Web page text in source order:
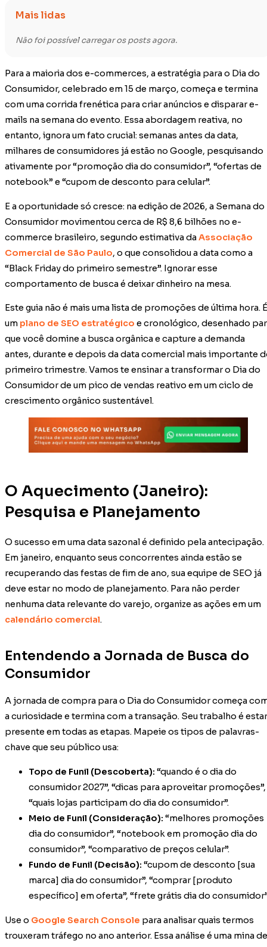
Mais lidas
Não foi possível carregar os posts agora.
Para a maioria dos e-commerces, a estratégia para o Dia do
Consumidor, celebrado em 15 de março, começa e termina
com uma corrida frenética para criar anúncios e disparar e-
mails na semana do evento. Essa abordagem reativa, no
entanto, ignora um fato crucial: semanas antes da data,
milhares de consumidores já estão no Google, pesquisando
ativamente por “promoção dia do consumidor”, “ofertas de
notebook” e “cupom de desconto para celular”.
E a oportunidade só cresce: na edição de 2026, a Semana do
Consumidor movimentou cerca de R$ 8,6 bilhões no e-
commerce brasileiro, segundo estimativa daAssociação
Comercial de São Paulo, o que consolidou a data como a
“Black Friday do primeiro semestre”. Ignorar esse
comportamento de busca é deixar dinheiro na mesa.
Este guia não é mais uma lista de promoções de última hora. É
um plano de SEO estratégico e cronológico, desenhado
que você domine a busca orgânica e capture a demanda
antes, durante e depois da data comercial mais importante
primeiro trimestre. Vamos te ensinar a transformar o Dia do
Consumidor de um pico de vendas reativo em um ciclo de
crescimento orgânico sustentável.
O Aquecimento (Janeiro):
Pesquisa e Planejamento
O sucesso em uma data sazonal é definido pela antecipação.
Em janeiro, enquanto seus concorrentes ainda estão se
recuperando das festas de fim de ano, sua equipe de SEO já
deve estar no modo de planejamento. Para não perder
nenhuma data relevante do varejo, organize as ações em um
calendário comercial.
Entendendo a Jornada de Busca do
Consumidor
A jornada de compra para o Dia do Consumidor começa
a curiosidade e termina com a transação. Seu trabalho é estar
presente em todas as etapas. Mapeie os tipos de palavras-
chave que seu público usa:
Topo de Funil (Descoberta): “quando é o dia do
consumidor 2027”, “dicas para aproveitar promoções”,
“quais lojas participam do dia do consumidor”.
Meio de Funil (Consideração): “melhores promoções
dia do consumidor”, “notebook em promoção dia do
consumidor”, “comparativo de preços celular”.
Fundo de Funil (Decisão): “cupom de desconto [sua
marca] dia do consumidor”, “comprar [produto
específico] em oferta”, “frete grátis dia do
Use o Google Search Console para analisar quais termos
trouxeram tráfego no ano anterior. Essa análise é uma mina de